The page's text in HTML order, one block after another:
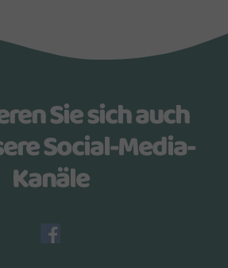
Sie sich auch
Social-Media-
Kanäle